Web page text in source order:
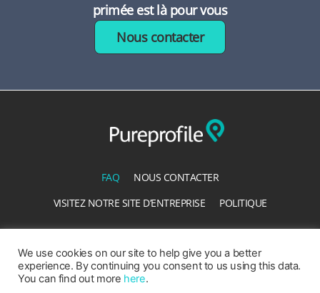
primée est là pour vous
Nous contacter
FAQ
NOUS CONTACTER
VISITEZ NOTRE SITE D’ENTREPRISE
POLITIQUE
We use cookies on our site to help give you a better
experience. By continuing you consent to us using this data.
You can find out more here.